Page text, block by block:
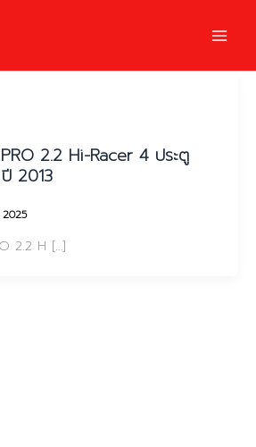
2.2 Hi-Racer 4 ประตู
2013
2.2 H […]